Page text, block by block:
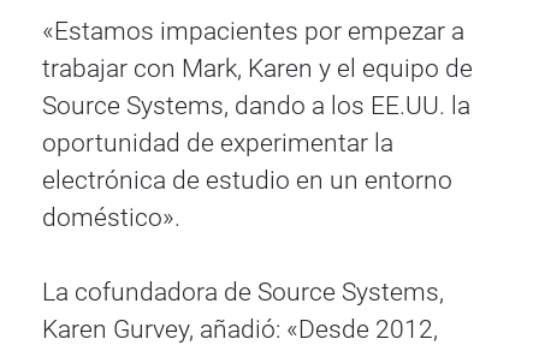
«Estamos impacientes por empezar a
trabajar con Mark, Karen y el equipo de
Source Systems, dando a los EE.UU. la
oportunidad de experimentar la
electrónica de estudio en un entorno
doméstico».
La cofundadora de Source Systems,
Karen Gurvey, añadió: «Desde 2012,